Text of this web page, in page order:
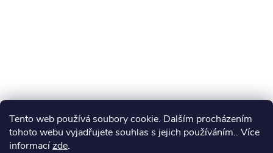
Tento web používá soubory cookie. Dalším procházením
tohoto webu vyjadřujete souhlas s jejich používáním.. Více
informacízde.